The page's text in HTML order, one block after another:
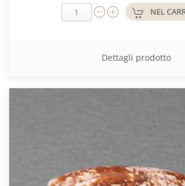
NEL
Dettagli prodotto